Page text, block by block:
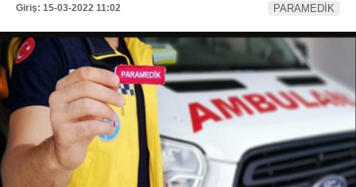
WhatsApp İhbar
Hattı
Facebook
STK
İLANLAR
TERCİH ROBOTU
Giriş: 15-03-2022 11:02 PARAMEDİK